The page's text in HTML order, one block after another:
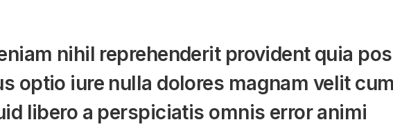
nihil reprehenderit provident quia
optio iure nulla dolores magnam velit
libero a perspiciatis omnis error animi